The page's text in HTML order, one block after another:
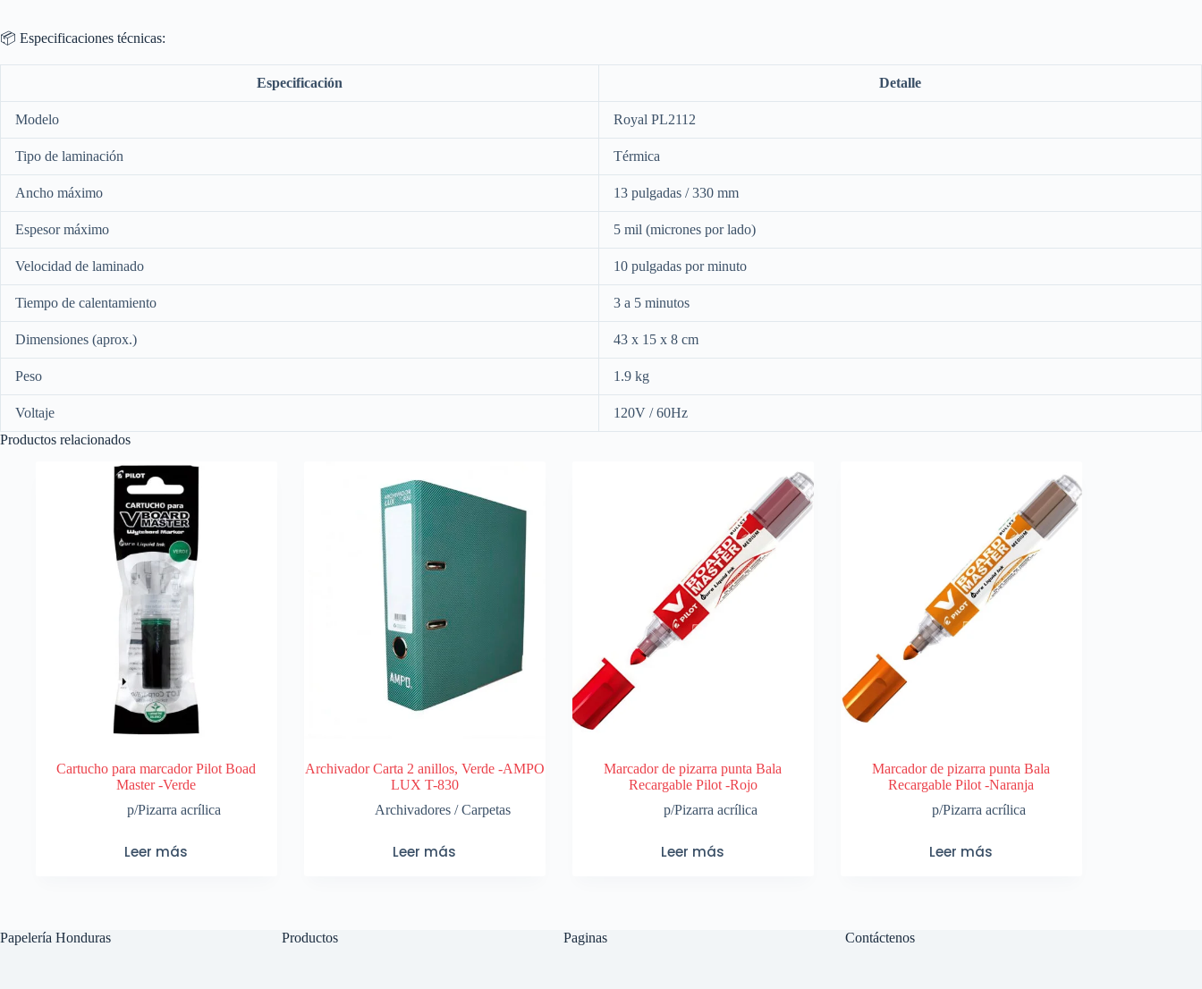
📦 Especificaciones técnicas:
Especificación Detalle
Modelo Royal PL2112
Tipo de laminación Térmica
Ancho máximo 13 pulgadas / 330 mm
Espesor máximo 5 mil (micrones por lado)
Velocidad de laminado 10 pulgadas por minuto
Tiempo de calentamiento 3 a 5 minutos
Dimensiones (aprox.) 43 x 15 x 8 cm
Peso 1.9 kg
Voltaje
120V / 60Hz
Productos relacionados
Cartucho para marcador Pilot Boad
Master -Verde
p/Pizarra acrílica
Leer más
Archivador Carta 2 anillos, Verde -AMPO
LUX T-830
Archivadores / Carpetas
Leer más
Marcador de pizarra punta Bala
Recargable Pilot -Rojo
p/Pizarra acrílica
Leer más
Marcador de pizarra punta Bala
Recargable Pilot -Naranja
p/Pizarra acrílica
Leer más
Papelería Honduras Productos Paginas Contáctenos